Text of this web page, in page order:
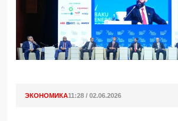
ЭКОНОМИКА11:28 / 02.06.2026